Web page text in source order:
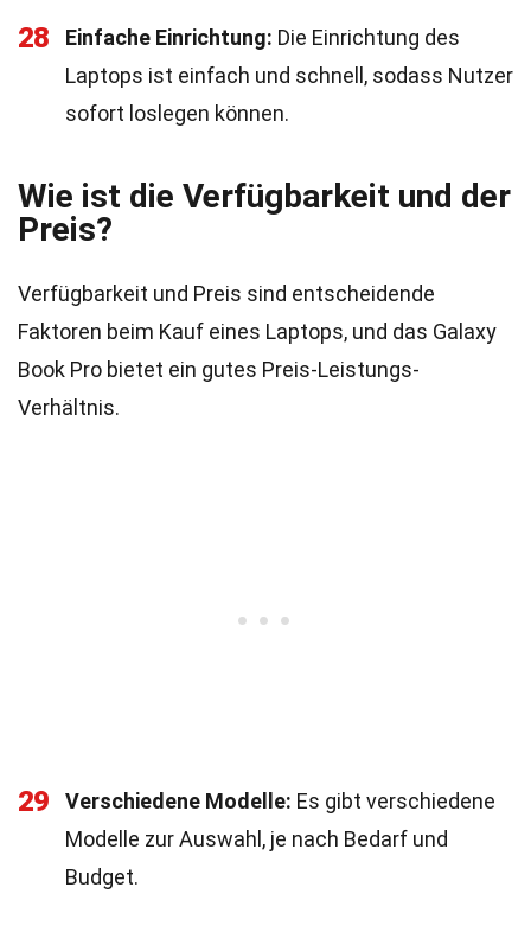
28 Einfache Einrichtung: Die Einrichtung des
Laptops ist einfach und schnell, sodass Nutzer
sofort loslegen können.
Wie ist die Verfügbarkeit und der
Preis?
Verfügbarkeit und Preis sind entscheidende
Faktoren beim Kauf eines Laptops, und das Galaxy
Book Pro bietet ein gutes Preis-Leistungs-
Verhältnis.
29 Verschiedene Modelle: Es gibt verschiedene
Modelle zur Auswahl, je nach Bedarf und
Budget.